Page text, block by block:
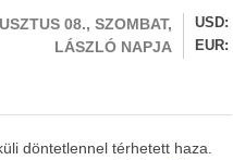
08., SZOMBAT,
LÁSZLÓ NAPJA
USD
EUR
döntetlennel térhetett haza.